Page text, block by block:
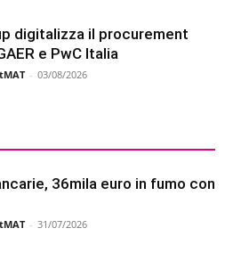
digitalizza il procurement
e PwC Italia
- 03/08/2026
36mila euro in fumo con
- 31/07/2026